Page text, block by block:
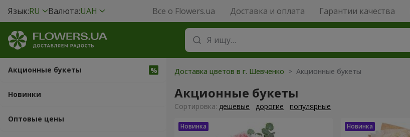
Язык:RU Валюта:UAH Все о Flowers.ua Доставка и оплата Гарантии качества
Акционные букеты
Новинки
Оптовые цены
Доставка цветов в г. Шевченко > Акционные букеты
Акционные букеты
Cортировка: дешевые дорогие популярные